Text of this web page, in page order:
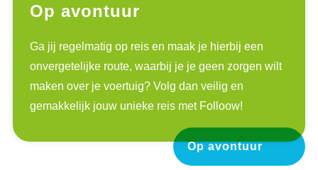
Op avontuur
Ga jij regelmatig op reis en maak je hierbij een
onvergetelijke route, waarbij je je geen zorgen wilt
maken over je voertuig? Volg dan veilig en
gemakkelijk jouw unieke reis met Folloow!
Op avontuur